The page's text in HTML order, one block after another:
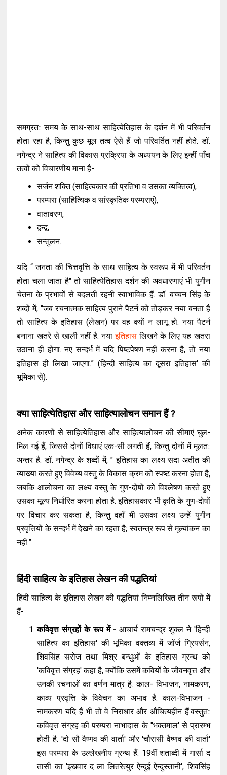
समग्रतः समय के साथ-साथ साहित्येतिहास के दर्शन में भी परिवर्तन
होता रहा है, किन्तु कुछ मूल तत्व ऐसे हैं जो परिवर्तित नहीं होते. डॉ.
नगेन्द्र ने साहित्य की विकास प्रक्रिया के अध्ययन के लिए इन्हीं पाँच
तत्वों को विचारणीय माना है-
सर्जन शक्ति (साहित्यकार की प्रतिभा व उसका व्यक्तित्व),
परम्परा (साहित्यिक व सांस्कृतिक परम्पराएं),
वातावरण,
द्वन्द्व,
सन्तुलन.
यदि “ जनता की चित्तवृत्ति के साथ साहित्य के स्वरूप में भी परिवर्तन
होता चला जाता है" तो साहित्येतिहास दर्शन की अवधारणाएं भी युगीन
चेतना के प्रभावों से बदलती रहनी स्वाभाविक हैं. डॉ. बच्चन सिंह के
शब्दों में, “जब रचनात्मक साहित्य पुराने पैटर्न को तोड़कर नया बनता है
तो साहित्य के इतिहास (लेखन) पर वह क्यों न लागू हो. नया पैटर्न
बनाना खतरे से खाली नहीं है. नयाइतिहास लिखने के लिए यह खतरा
उठाना ही होगा. नए सन्दर्भ में यदि पिष्टपेषण नहीं करना है, तो नया
इतिहास ही लिखा जाएगा.” (हिन्दी साहित्य का दूसरा इतिहास' की
भूमिका से).
क्या साहित्येतिहास और साहित्यालोचन समान हैं ?
अनेक कारणों से साहित्येतिहास और साहित्यालोचन की सीमाएं घुल-
मिल गई हैं, जिससे दोनों विधाएं एक-सी लगती हैं, किन्तु दोनों में मूलतः
अन्तर है. डॉ. नगेन्द्र के शब्दों में, " इतिहास का लक्ष्य सदा अतीत की
व्याख्या करते हुए विवेच्य वस्तु के विकास क्रम को स्पष्ट करना होता है,
जबकि आलोचना का लक्ष्य वस्तु के गुण-दोषों को विश्लेषण करते हुए
उसका मूल्य निर्धारित करना होता है. इतिहासकार भी कृति के गुण-दोषों
पर विचार कर सकता है, किन्तु वहाँ भी उसका लक्ष्य उन्हें युगीन
प्रवृत्तियों के सन्दर्भ में देखने का रहता है; स्वतन्त्र रूप से मूल्यांकन का
नहीं.”
हिंदी साहित्य के इतिहास लेखन की पद्धतियां
हिंदी साहित्य के इतिहास लेखन की पद्धतियां निम्नलिखित तीन रूपों में
हैं-
कविवृत्त संग्रहों के रूप में -आचार्य रामचन्द्र शुक्ल ने 'हिन्दी
साहित्य का इतिहास' की भूमिका वक्तव्य में जॉर्ज ग्रियर्सन,
शिवसिंह सरोज तथा मिश्र बन्धुओं के इतिहास ग्रन्थ को
'कविवृत्त संग्रह' कहा है, क्योंकि उसमें कवियों के जीवनवृत्त और
उनकी रचनाओं का वर्णन मात्र है. काल- विभाजन, नामकरण,
काव्य प्रवृत्ति के विवेचन का अभाव है. काल-विभाजन -
नामकरण यदि हैं भी तो वे निराधार और औचित्यहीन हैं.वस्तुतः
कविवृत्त संग्रह की परम्परा नाभादास के ''भक्तमाल' से प्रारम्भ
होती है. 'दो सौ वैष्णव की वार्ता' और 'चौरासी वैष्णव की वार्ता'
इस परम्परा के उल्लेखनीय ग्रन्थ हैं. 19वीं शताब्दी में गार्सा द
तासी का 'इस्त्वार द ला लितरेत्युर ऐन्दुई ऐन्दुस्तानी', शिवसिंह